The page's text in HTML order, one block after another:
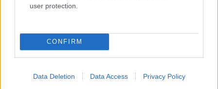
user protection.
CONFIRM
Data Deletion Data Access Privacy Policy
Régi népélet naptára